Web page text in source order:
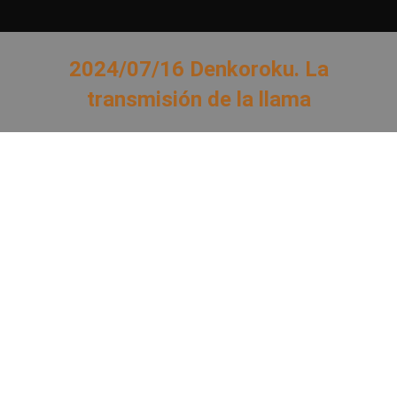
2024/07/16 Denkoroku. La
transmisión de la llama